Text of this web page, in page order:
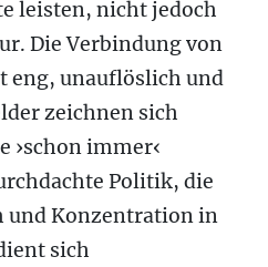
leisten, nicht jedoch
Die Verbindung von
eng, unauflöslich und
zeichnen sich
›schon immer‹
Politik, die
und Konzentration in
sich